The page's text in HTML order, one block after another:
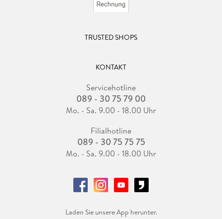
TRUSTED SHOPS
KONTAKT
Servicehotline
089 - 30 75 79 00
Mo. - Sa. 9.00 - 18.00 Uhr
Filialhotline
089 - 30 75 75 75
Mo. - Sa. 9.00 - 18.00 Uhr
Laden Sie unsere App herunter.